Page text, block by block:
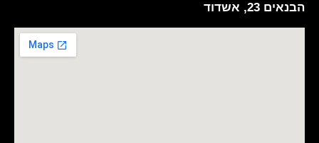
הבנאים 23, אשדוד